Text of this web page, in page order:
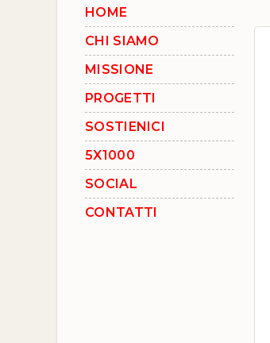
HOME
CHI SIAMO
MISSIONE
PROGETTI
SOSTIENICI
5X1000
SOCIAL
CONTATTI